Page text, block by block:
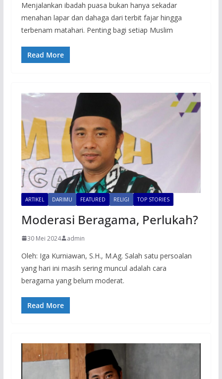
Menjalankan ibadah puasa bukan hanya sekadar
menahan lapar dan dahaga dari terbit fajar hingga
terbenam matahari. Penting bagi setiap Muslim
Read More
ARTIKEL DARIMU FEATURED RELIGI TOP STORIES
Moderasi Beragama, Perlukah?
30 Mei 2024 admin
Oleh: Iga Kurniawan, S.H., M.Ag. Salah satu persoalan
yang hari ini masih sering muncul adalah cara
beragama yang belum moderat.
Read More